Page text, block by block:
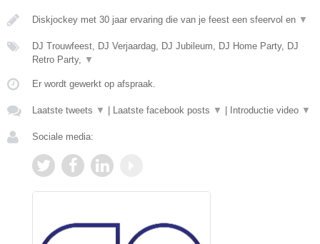
Diskjockey met 30 jaar ervaring die van je feest een sfeervol en ▼
DJ Trouwfeest, DJ Verjaardag, DJ Jubileum, DJ Home Party, DJ
Retro Party,
▼
Er wordt gewerkt op afspraak.
Laatste tweets ▼ | Laatste facebook posts ▼ | Introductie video ▼
Sociale media: